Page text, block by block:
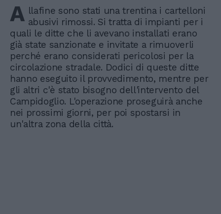
A llafine sono stati una trentina i cartelloni
abusivi rimossi. Si tratta di impianti per i
quali le ditte che li avevano installati erano
già state sanzionate e invitate a rimuoverli
perché erano considerati pericolosi per la
circolazione stradale. Dodici di queste ditte
hanno eseguito il provvedimento, mentre per
gli altri c'è stato bisogno dell'intervento del
Campidoglio. L'operazione proseguirà anche
nei prossimi giorni, per poi spostarsi in
un'altra zona della città.